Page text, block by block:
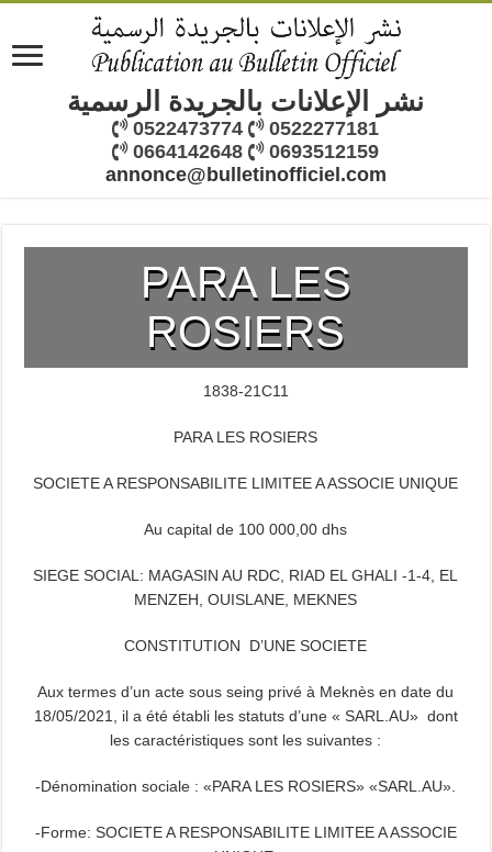
نشر الإعلانات بالجريدة الرسمية
0522473774
0522277181
0664142648
0693512159
annonce@bulletinofficiel.com
PARA LES
ROSIERS
1838-21C11
PARA LES ROSIERS
SOCIETE A RESPONSABILITE LIMITEE A ASSOCIE UNIQUE
Au capital de 100 000,00 dhs
SIEGE SOCIAL: MAGASIN AU RDC, RIAD EL GHALI -1-4, EL
MENZEH, OUISLANE, MEKNES
CONSTITUTION D’UNE SOCIETE
Aux termes d’un acte sous seing privé à Meknès en date du
18/05/2021, il a été établi les statuts d’une « SARL.AU» dont
les caractéristiques sont les suivantes :
-Dénomination sociale : «PARA LES ROSIERS» «SARL.AU».
-Forme: SOCIETE A RESPONSABILITE LIMITEE A ASSOCIE